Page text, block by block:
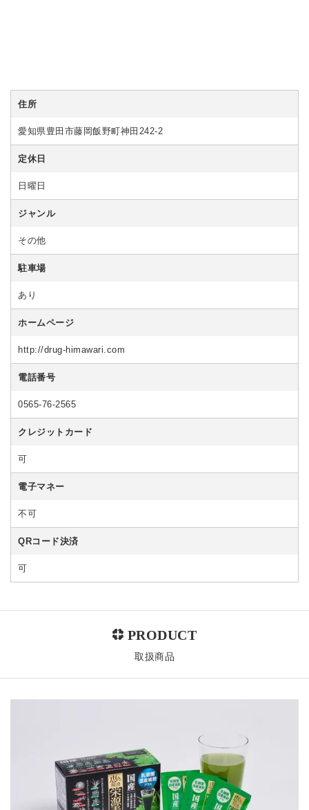
住所
愛知県豊田市藤岡飯野町神田242-2
定休日
日曜日
ジャンル
その他
駐車場
あり
ホームページ
http://drug-himawari.com
電話番号
0565-76-2565
クレジットカード
可
電子マネー
不可
QRコード決済
可
取扱商品